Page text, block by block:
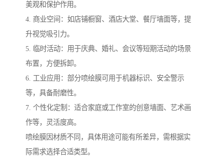
美观和保护作用。
4. 商业空间：如店铺橱窗、酒店大堂、餐厅墙面等，提
升视觉吸引力。
5. 临时活动：用于庆典、婚礼、会议等短期活动的场景
布置，方便拆卸。
6. 工业应用：部分喷绘膜可用于机器标识、安全警示
等，具备耐磨性。
7. 个性化定制：适合家庭或工作室的创意墙面、艺术画
作等，灵活度高。
喷绘膜因材质不同，具体用途可能有所差异，需根据实
际需求选择合适类型。